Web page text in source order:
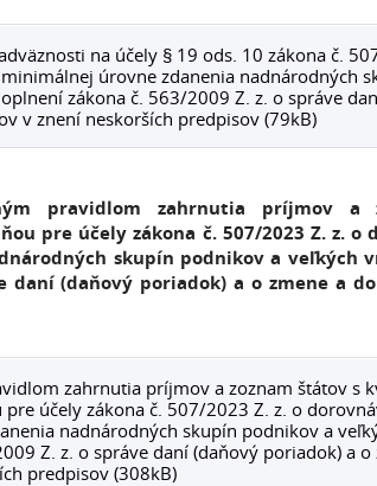
na účely § 19 ods. 10 zákona č.
úrovne zdanenia nadnárodných
zákona č. 563/2009 Z. z. o správe
v znení neskorších predpisov (79kB)
pravidlom zahrnutia príjmov a
pre účely zákona č. 507/2023 Z. z. o
skupín podnikov a veľkých
daní (daňový poriadok) a o zmene a
zahrnutia príjmov a zoznam štátov s
účely zákona č. 507/2023 Z. z. o
nadnárodných skupín podnikov a
Z. z. o správe daní (daňový poriadok) a
predpisov (308kB)